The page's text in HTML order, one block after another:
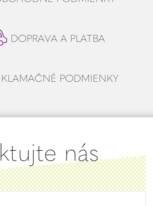
DOPRAVA A PLATBA
PODMIENKY
nás